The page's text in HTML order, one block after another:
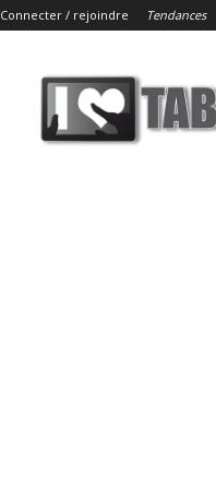
Connecter / rejoindre Tendances